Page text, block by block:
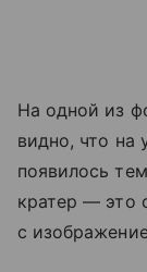
На одной из
видно, что на
появилось
кратер — это
с